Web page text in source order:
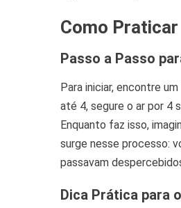
Como
Passo a Passo
Para iniciar, encontre
até 4, segure o ar por 4
Enquanto faz isso,
surge nesse processo:
passavam
Dica Prática para